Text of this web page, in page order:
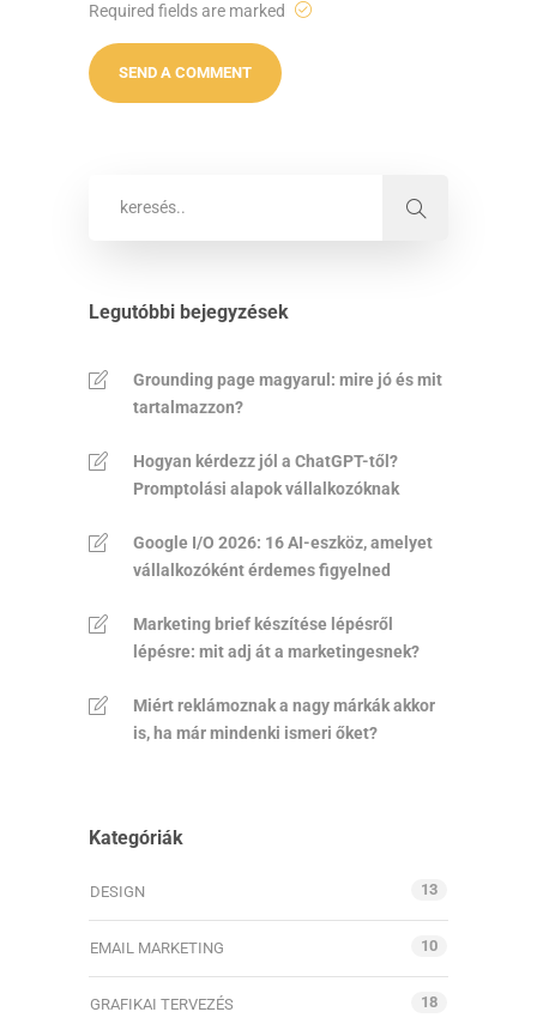
Required fields are marked
Legutóbbi bejegyzések
Grounding page magyarul: mire jó és mit
tartalmazzon?
Hogyan kérdezz jól a ChatGPT-től?
Promptolási alapok vállalkozóknak
Google I/O 2026: 16 AI-eszköz, amelyet
vállalkozóként érdemes figyelned
Marketing brief készítése lépésről
lépésre: mit adj át a marketingesnek?
Miért reklámoznak a nagy márkák akkor
is, ha már mindenki ismeri őket?
Kategóriák
DESIGN 13
EMAIL MARKETING 10
GRAFIKAI TERVEZÉS 18